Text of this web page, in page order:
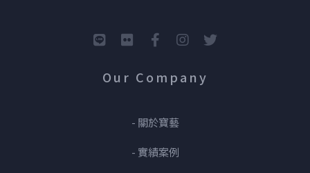
Our Company
- 關於寶藝
- 實績案例